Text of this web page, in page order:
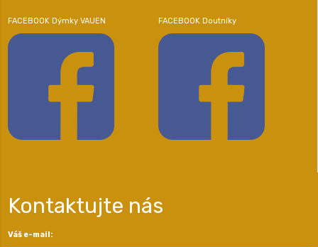
FACEBOOK Dýmky VAUEN FACEBOOK Doutníky
Kontaktujte nás
Váš e-mail: